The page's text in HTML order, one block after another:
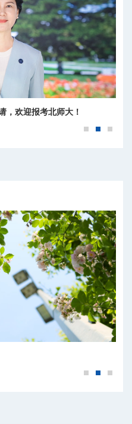
，欢迎报考北师大！